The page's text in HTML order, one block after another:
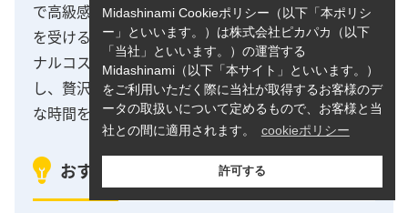
で高級感のあるラグジュアリーな空間での施術体験
を受けることが出来ます。一部対象店舗にはオリジ
ナルコスメやメイクルーム、シャワールームも完備
し、贅沢な空間でカウンセリングから施術まで快適
な時間をお過ごしいただけます。
おすすめポイント2
Midashinami Cookieポリシー（以下「本ポリシ
ー」といいます。）は株式会社ピカパカ（以下
「当社」といいます。）の運営する
Midashinami（以下「本サイト」といいます。）
をご利用いただく際に当社が取得するお客様のデ
ータの取扱いについて定めるもので、お客様と当
社との間に適用されます。
cookieポリシー
許可する